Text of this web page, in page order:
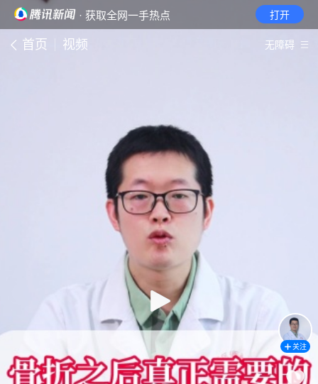
· 获取全网一手热点 打开
首页 视频 无障碍
关注